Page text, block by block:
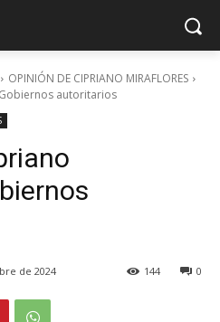
OPINIÓN DE CIPRIANO MIRAFLORES
autoritarios
de 2024 0
144